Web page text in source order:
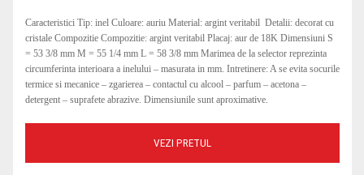
ROCHII DE PLAJA
ROCHII DE ZI
ROCHII OFFICE
PANTALONI TRENING
BLUZE
BLUGI
GENTI OFFICE
GENTI CASUAL
GENTI DE CALATORIE
CURELE DAMA
PORTOFELE
PARFUMURI
GHETE DAMA
DIVERSE
PARFUMURI
COSTUME DE BAIE
Caracteristici Tip: inel Culoare: auriu Material: argint veritabil Detalii: decorat cu
cristale Compozitie Compozitie: argint veritabil Placaj: aur de 18K Dimensiuni S
= 53 3/8 mm M = 55 1/4 mm L = 58 3/8 mm Marimea de la selector reprezinta
circumferinta interioara a inelului – masurata in mm. Intretinere: A se evita socurile
termice si mecanice – zgarierea – contactul cu alcool – parfum – acetona –
detergent – suprafete abrazive. Dimensiunile sunt aproximative.
VEZI PRETUL